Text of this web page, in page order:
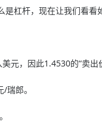
杠杆，现在让我们看看
，因此1.4530的“卖出
瑞郎。